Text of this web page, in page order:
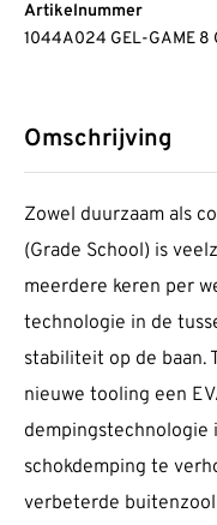
Artikelnummer
1044A024 GEL-GAME 8
Omschrijving
Zowel duurzaam als
(Grade School) is
meerdere keren per
technologie in de
stabiliteit op de baan.
nieuwe tooling een
dempingstechnologie
schokdemping te
verbeterde